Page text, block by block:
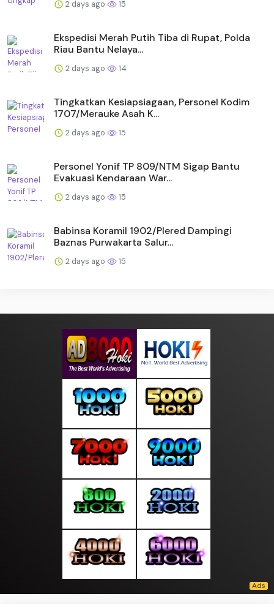
2 days ago 15
Ekspedisi Merah Putih Tiba di Rupat, Polda
Riau Bantu Nelaya...
2 days ago 14
Tingkatkan Kesiapsiagaan, Personel Kodim
1707/Merauke Asah K...
2 days ago 15
Personel Yonif TP 809/NTM Sigap Bantu
Evakuasi Kendaraan War...
2 days ago 15
Babinsa Koramil 1902/Plered Dampingi
Baznas Purwakarta Salur...
2 days ago 15